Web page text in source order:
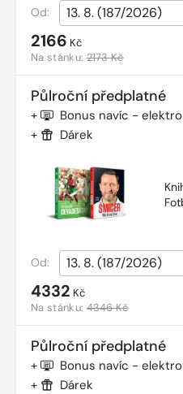
Od:
2166 Kč
Na stánku:2173 Kč
Půlroční předplatné
+ Bonus navíc -
+ Dárek
Od:
4332 Kč
Na stánku:4346 Kč
Půlroční předplatné
+ Bonus navíc -
+ Dárek